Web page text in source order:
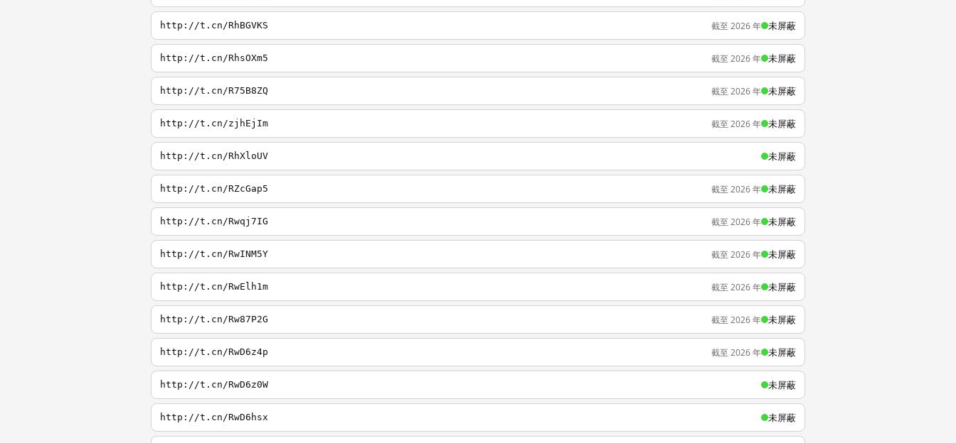
http://t.cn/RhBGVKS 截至 2026 年 未屏蔽
http://t.cn/RhsOXm5 截至 2026 年 未屏蔽
http://t.cn/R75B8ZQ 截至 2026 年 未屏蔽
http://t.cn/zjhEjIm 截至 2026 年 未屏蔽
http://t.cn/RhXloUV 未屏蔽
http://t.cn/RZcGap5 截至 2026 年 未屏蔽
http://t.cn/Rwqj7IG 截至 2026 年 未屏蔽
http://t.cn/RwINM5Y 截至 2026 年 未屏蔽
http://t.cn/RwElh1m 截至 2026 年 未屏蔽
http://t.cn/Rw87P2G 截至 2026 年 未屏蔽
http://t.cn/RwD6z4p 截至 2026 年 未屏蔽
http://t.cn/RwD6z0W 未屏蔽
http://t.cn/RwD6hsx 未屏蔽